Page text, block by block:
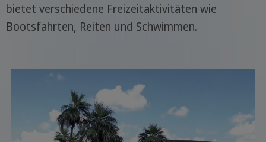
bietet verschiedene Freizeitaktivitäten wie
Bootsfahrten, Reiten und Schwimmen.